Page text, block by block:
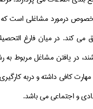
درمورد مشاغلی است که
می کند. در میان فارغ
در یافتن مشاغل مربوط
کافی داشته و دربه
و اجتماعی می باشد.